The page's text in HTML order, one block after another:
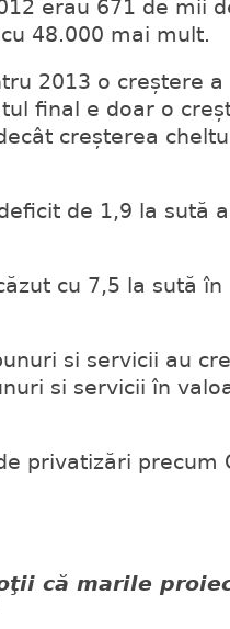
erau 671 de mii
48.000 mai mult.
2013 o creștere a
final e doar o
creșterea
de 1,9 la sută
cu 7,5 la sută în
si servicii au
si servicii în
precum
că marile